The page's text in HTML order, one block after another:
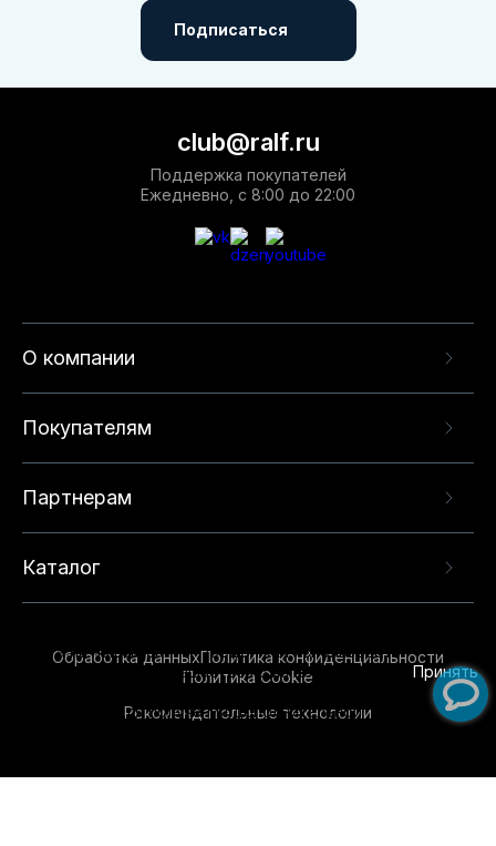
Подписаться
О компании
Покупателям
Партнерам
Каталог
club@ralf.ru
Поддержка покупателей
Ежедневно, с 8:00 до 22:00
Обработка данныхПолитика конфиденциальности
Политика Cookie
Рекомендательные технологии
опыта на нашем сайте. Продолжая использовать
данный сайт, вы соглашаетесь с использованием
технологий. Для получения дополнительной
Принять